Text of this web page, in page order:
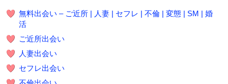
無料出会い – ご近所 | 人妻 | セフレ | 不倫 | 変態 | SM | 婚
活
ご近所出会い
人妻出会い
セフレ出会い